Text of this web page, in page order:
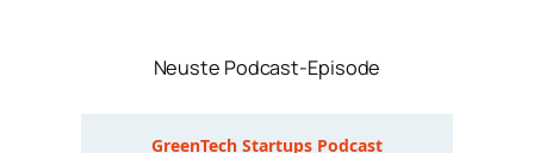
Neuste Podcast-Episode